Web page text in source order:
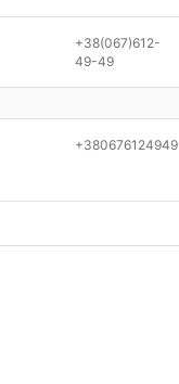
+38(067)612-
49-49
+380676124949